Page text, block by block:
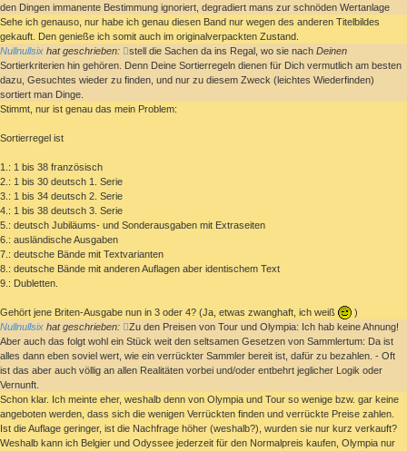
den Dingen immanente Bestimmung ignoriert, degradiert mans zur schnöden Wertanlage
Sehe ich genauso, nur habe ich genau diesen Band nur wegen des anderen Titelbildes
gekauft. Den genieße ich somit auch im originalverpackten Zustand.
Nullnullsix hat geschrieben: stell die Sachen da ins Regal, wo sie nach Deinen
Sortierkriterien hin gehören. Denn Deine Sortierregeln dienen für Dich vermutlich am besten
dazu, Gesuchtes wieder zu finden, und nur zu diesem Zweck (leichtes Wiederfinden)
sortiert man Dinge.
Stimmt, nur ist genau das mein Problem:
Sortierregel ist
1.: 1 bis 38 französisch
2.: 1 bis 30 deutsch 1. Serie
3.: 1 bis 34 deutsch 2. Serie
4.: 1 bis 38 deutsch 3. Serie
5.: deutsch Jubiläums- und Sonderausgaben mit Extraseiten
6.: ausländische Ausgaben
7.: deutsche Bände mit Textvarianten
8.: deutsche Bände mit anderen Auflagen aber identischem Text
9.: Dubletten.
Gehört jene Briten-Ausgabe nun in 3 oder 4? (Ja, etwas zwanghaft, ich weiß
)
Nullnullsix hat geschrieben:
Zu den Preisen von Tour und Olympia: Ich hab keine Ahnung!
Aber auch das folgt wohl ein Stück weit den seltsamen Gesetzen von Sammlertum: Da ist
alles dann eben soviel wert, wie ein verrückter Sammler bereit ist, dafür zu bezahlen. - Oft
ist das aber auch völlig an allen Realitäten vorbei und/oder entbehrt jeglicher Logik oder
Vernunft.
Schon klar. Ich meinte eher, weshalb denn von Olympia und Tour so wenige bzw. gar keine
angeboten werden, dass sich die wenigen Verrückten finden und verrückte Preise zahlen.
Ist die Auflage geringer, ist die Nachfrage höher (weshalb?), wurden sie nur kurz verkauft?
Weshalb kann ich Belgier und Odyssee jederzeit für den Normalpreis kaufen, Olympia nur